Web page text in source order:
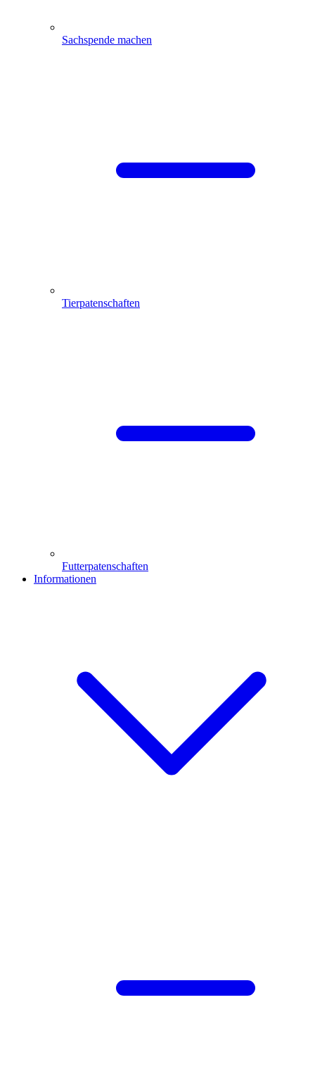
Sachspende machen
Tierpatenschaften
Futterpatenschaften
Informationen